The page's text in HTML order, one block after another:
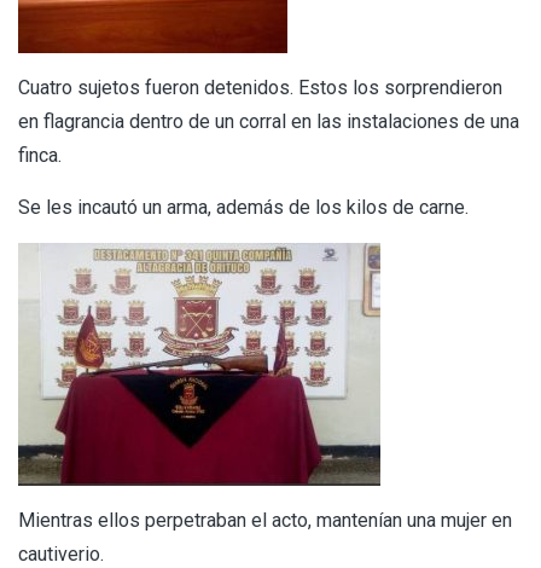
Cuatro sujetos fueron detenidos. Estos los sorprendieron
en flagrancia dentro de un corral en las instalaciones de una
finca.
Se les incautó un arma, además de los kilos de carne.
Mientras ellos perpetraban el acto, mantenían una mujer en
cautiverio.